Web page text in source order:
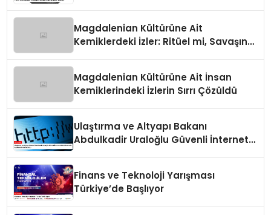
Magdalenian Kültürüne Ait
Kemiklerdeki İzler: Ritüel mi, Savaşın
Magdalenian Kültürüne Ait İnsan
Kemiklerindeki İzlerin Sırrı Çözüldü
Ulaştırma ve Altyapı Bakanı
Abdulkadir Uraloğlu Güvenli İnternet
Finans ve Teknoloji Yarışması
Türkiye’de Başlıyor